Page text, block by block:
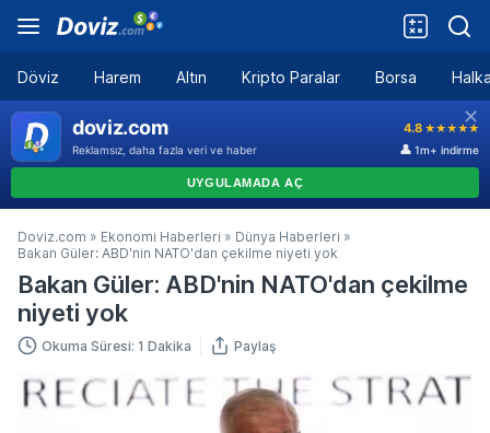
Döviz Harem Altın Kripto Paralar Borsa
Doviz.com » Ekonomi Haberleri » Dünya Haberleri »
Bakan Güler: ABD'nin NATO'dan çekilme niyeti yok
Bakan Güler: ABD'nin NATO'dan çekilme
niyeti yok
Okuma Süresi: 1 Dakika Paylaş